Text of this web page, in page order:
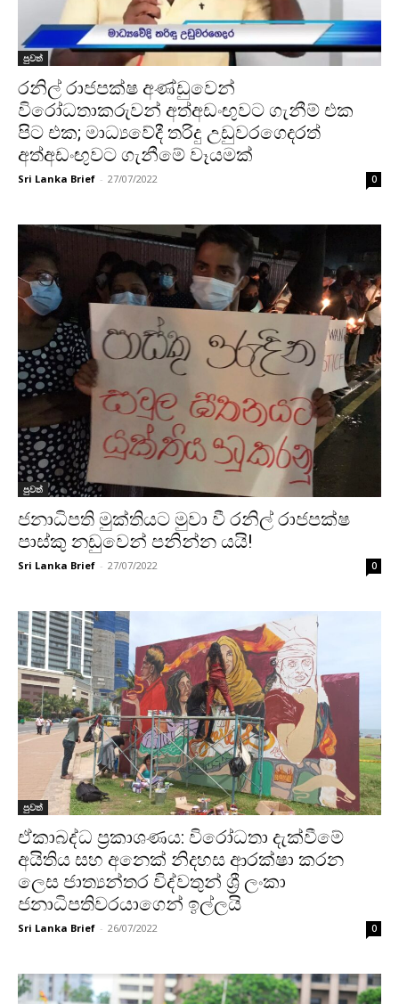
පුවත්
රනිල් රාජපක්ෂ අණ්ඩුවෙන්
විරෝධතාකරුවන් අත්අඩංඟුවට ගැනීම් එක
පිට එක; මාධ්‍යවේදී තරිදු උඩුවරගෙදරත්
අත්අඩංඟුවට ගැනීමේ වෑයමක්
Sri Lanka Brief - 27/07/2022 0
පුවත්
ජනාධිපති මුක්තියට මුවා වී රනිල් රාජපක්ෂ
පාස්කු නඩුවෙන් පනින්න යයි!
Sri Lanka Brief - 27/07/2022 0
පුවත්
ඒකාබද්ධ ප්‍රකාශණය: විරෝධතා දැක්වීමේ
අයිතිය සහ අනෙක් නිදහස ආරක්ෂා කරන
ලෙස ජාත්‍යන්තර විද්වතුන් ශ්‍රී ලංකා
ජනාධිපතිවරයාගෙන් ඉල්ලයි
Sri Lanka Brief - 26/07/2022 0